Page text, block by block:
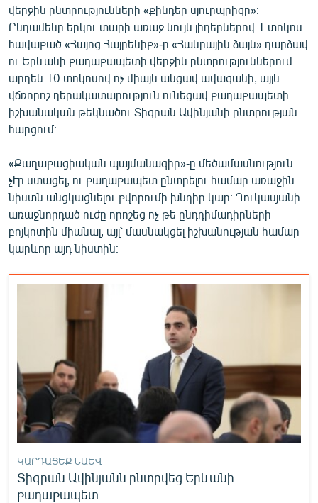
«Ազատության» բոլոր կայքերը
վերջին ընտրությունների «քինդեր սյուրպրիզը»։
Ընդամենը երկու տարի առաջ նույն լիդերներով 1 տոկոս
հավաքած «Հայոց Հայրենիք»-ը «Հանրային ձայն» դարձավ
ու Երևանի քաղաքապետի վերջին ընտրություններում
արդեն 10 տոկոսով ոչ միայն անցավ ավագանի, այլև
վճռորոշ դերակատարություն ունեցավ քաղաքապետի
իշխանական թեկնածու Տիգրան Ավինյանի ընտրության
հարցում։
«Քաղաքացիական պայմանագիր»-ը մեծամասնություն
չէր ստացել, ու քաղաքապետ ընտրելու համար առաջին
նիստն անցկացնելու քվորումի խնդիր կար։ Ղուկասյանի
առաջնորդած ուժը որոշեց ոչ թե ընդդիմադիրների
բոյկոտին միանալ, այլ՝ մասնակցել իշխանության համար
կարևոր այդ նիստին։
ԿԱՐԴԱՑԵՔ ՆԱԵՎ
Տիգրան Ավինյանն ընտրվեց Երևանի
քաղաքապետ